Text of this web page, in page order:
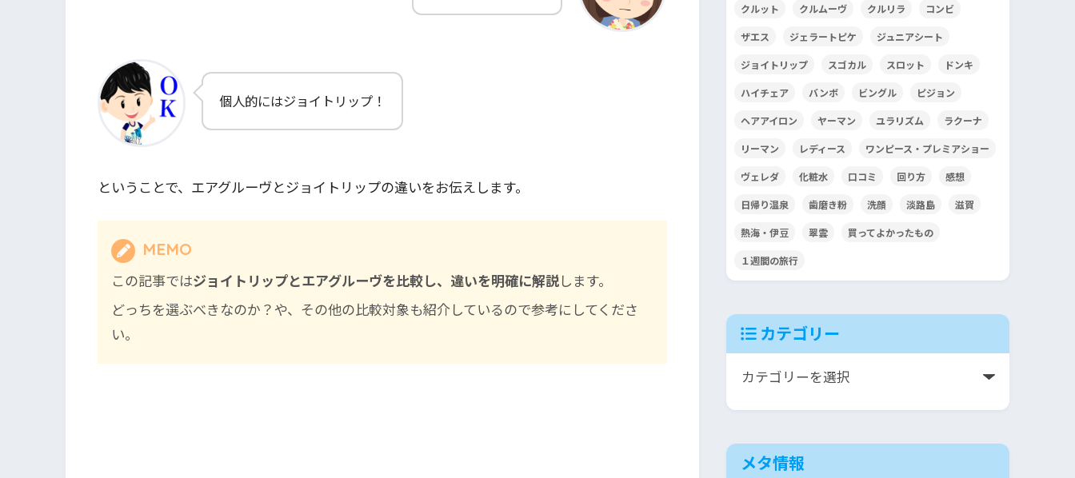
個人的にはジョイトリップ！
ということで、エアグルーヴとジョイトリップの違いをお伝えします。
MEMO
この記事ではジョイトリップとエアグルーヴを比較し、違いを明確に解説します。
どっちを選ぶべきなのか？や、その他の比較対象も紹介しているので参考にしてくださ
い。
クルット クルムーヴ クルリラ コンビ
ザエス ジェラートピケ ジュニアシート
ジョイトリップ スゴカル スロット ドンキ
ハイチェア バンボ ビングル ピジョン
ヘアアイロン ヤーマン ユラリズム ラクーナ
リーマン レディース ワンピース・プレミアショー
ヴェレダ 化粧水 口コミ 回り方 感想
日帰り温泉 歯磨き粉 洗顔 淡路島 滋賀
熱海・伊豆 翠雲 買ってよかったもの
１週間の旅行
カテゴリー
メタ情報